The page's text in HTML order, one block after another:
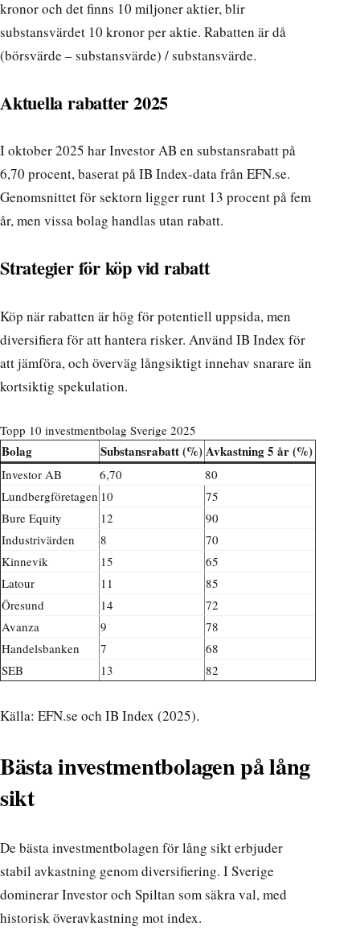
kronor och det finns 10 miljoner aktier, blir
substansvärdet 10 kronor per aktie. Rabatten är då
(börsvärde – substansvärde) / substansvärde.
Aktuella rabatter 2025
I oktober 2025 har Investor AB en substansrabatt på
6,70 procent, baserat på IB Index-data från EFN.se.
Genomsnittet för sektorn ligger runt 13 procent på fem
år, men vissa bolag handlas utan rabatt.
Strategier för köp vid rabatt
Köp när rabatten är hög för potentiell uppsida, men
diversifiera för att hantera risker. Använd IB Index för
att jämföra, och överväg långsiktigt innehav snarare än
kortsiktig spekulation.
Topp 10 investmentbolag Sverige 2025
Bolag Substansrabatt (%)Avkastning 5 år (%)
Investor AB 6,70
80
Lundbergföretagen 10
75
Bure Equity
12
90
Industrivärden
8
70
Kinnevik
15
65
Latour
11
85
Öresund
14
72
Avanza
9
78
Handelsbanken
7
68
SEB
13 82
Källa: EFN.se och IB Index (2025).
Bästa investmentbolagen på lång
sikt
De bästa investmentbolagen för lång sikt erbjuder
stabil avkastning genom diversifiering. I Sverige
dominerar Investor och Spiltan som säkra val, med
historisk överavkastning mot index.